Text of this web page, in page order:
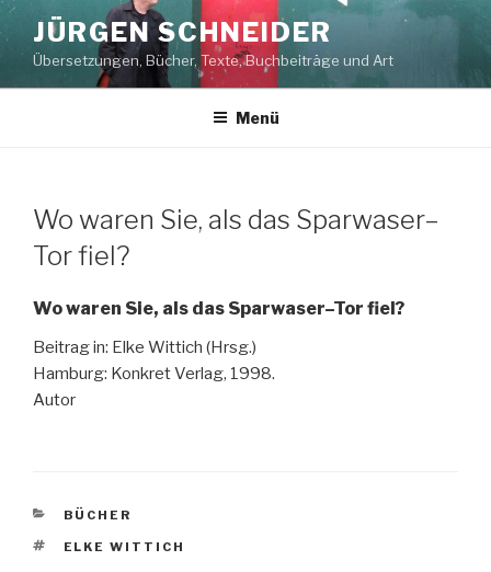
Zum
Inhalt
springen
JÜRGEN SCHNEIDER
Übersetzungen, Bücher, Texte, Buchbeiträge und Art
Menü
Wo waren Sie, als das Sparwaser–
Tor fiel?
Wo waren Sie, als das Sparwaser–Tor fiel?
Beitrag in: Elke Wittich (Hrsg.)
Hamburg: Konkret Verlag, 1998.
Autor
KATEGORIEN
BÜCHER
SCHLAGWÖRTER
ELKE WITTICH